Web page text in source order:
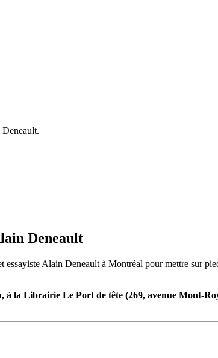
Deneault
Alain Deneault à Montréal pour mettre sur
à la Librairie Le Port de tête (269, avenue Mont-